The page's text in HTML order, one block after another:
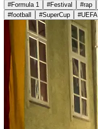
#Formula 1 #Festival #rap
#football #SuperCup #UEFA